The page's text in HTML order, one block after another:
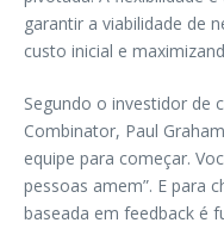
garantir a viabilidade de
custo inicial e
Segundo o investidor de
Combinator, Paul
equipe para começar.
pessoas amem”. E para
baseada em feedback é